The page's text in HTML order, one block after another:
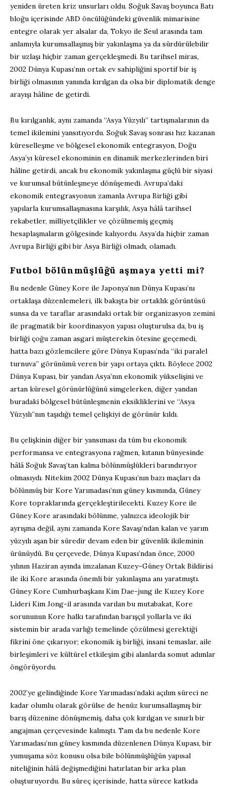
yeniden üreten kriz unsurları oldu. Soğuk Savaş boyunca Batı
bloğu içerisinde ABD öncülüğündeki güvenlik mimarisine
entegre olarak yer alsalar da, Tokyo ile Seul arasında tam
anlamıyla kurumsallaşmış bir yakınlaşma ya da sürdürülebilir
bir uzlaşı hiçbir zaman gerçekleşmedi. Bu tarihsel miras,
2002 Dünya Kupası’nın ortak ev sahipliğini sportif bir iş
birliği olmasının yanında kırılgan da olsa bir diplomatik denge
arayışı hâline de getirdi.
Bu kırılganlık, aynı zamanda “Asya Yüzyılı” tartışmalarının da
temel ikilemini yansıtıyordu. Soğuk Savaş sonrası hız kazanan
küreselleşme ve bölgesel ekonomik entegrasyon, Doğu
Asya’yı küresel ekonominin en dinamik merkezlerinden biri
hâline getirdi, ancak bu ekonomik yakınlaşma güçlü bir siyasi
ve kurumsal bütünleşmeye dönüşemedi. Avrupa’daki
ekonomik entegrasyonun zamanla Avrupa Birliği gibi
yapılarla kurumsallaşmasına karşılık, Asya hâlâ tarihsel
rekabetler, milliyetçilikler ve çözülmemiş geçmiş
hesaplaşmaların gölgesinde kalıyordu. Asya’da hiçbir zaman
Avrupa Birliği gibi bir Asya Birliği olmadı, olamadı.
Futbol bölünmüşlüğü aşmaya yetti mi?
Bu nedenle Güney Kore ile Japonya’nın Dünya Kupası’nı
ortaklaşa düzenlemeleri, ilk bakışta bir ortaklık görüntüsü
sunsa da ve taraflar arasındaki ortak bir organizasyon zemini
ile pragmatik bir koordinasyon yapısı oluşturulsa da, bu iş
birliği çoğu zaman asgari müşterekin ötesine geçemedi,
hatta bazı gözlemcilere göre Dünya Kupası’nda “iki paralel
turnuva” görünümü veren bir yapı ortaya çıktı. Böylece 2002
Dünya Kupası, bir yandan Asya’nın ekonomik yükselişini ve
artan küresel görünürlüğünü simgelerken, diğer yandan
buradaki bölgesel bütünleşmenin eksikliklerini ve “Asya
Yüzyılı”nın taşıdığı temel çelişkiyi de görünür kıldı.
Bu çelişkinin diğer bir yansıması da tüm bu ekonomik
performansa ve entegrasyona rağmen, kıtanın bünyesinde
hâlâ Soğuk Savaş’tan kalma bölünmüşlükleri barındırıyor
olmasıydı. Nitekim 2002 Dünya Kupası’nın bazı maçları da
bölünmüş bir Kore Yarımadası’nın güney kısmında, Güney
Kore topraklarında gerçekleştirilecekti. Kuzey Kore ile
Güney Kore arasındaki bölünme, yalnızca ideolojik bir
ayrışma değil, aynı zamanda Kore Savaşı’ndan kalan ve yarım
yüzyılı aşan bir süredir devam eden bir güvenlik ikileminin
ürünüydü. Bu çerçevede, Dünya Kupası’ndan önce, 2000
yılının Haziran ayında imzalanan Kuzey–Güney Ortak Bildirisi
ile iki Kore arasında önemli bir yakınlaşma anı yaratmıştı.
Güney Kore Cumhurbaşkanı Kim Dae-jung ile Kuzey Kore
Lideri Kim Jong-il arasında varılan bu mutabakat, Kore
sorununun Kore halkı tarafından barışçıl yollarla ve iki
sistemin bir arada varlığı temelinde çözülmesi gerektiği
fikrini öne çıkarıyor; ekonomik iş birliği, insani temaslar, aile
birleşimleri ve kültürel etkileşim gibi alanlarda somut adımlar
öngörüyordu.
2002’ye gelindiğinde Kore Yarımadası’ndaki açılım süreci ne
kadar olumlu olarak görülse de henüz kurumsallaşmış bir
barış düzenine dönüşmemiş, daha çok kırılgan ve sınırlı bir
angajman çerçevesinde kalmıştı. Tam da bu nedenle Kore
Yarımadası’nın güney kısmında düzenlenen Dünya Kupası, bir
yumuşama söz konusu olsa bile bölünmüşlüğün yapısal
niteliğinin hâlâ değişmediğini hatırlatan bir arka plan
oluşturuyordu. Bu süreç içerisinde, hatta sürece katkıda